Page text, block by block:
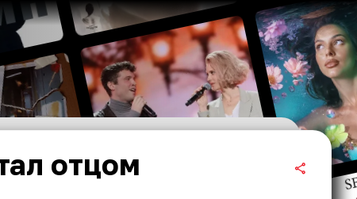
отцом